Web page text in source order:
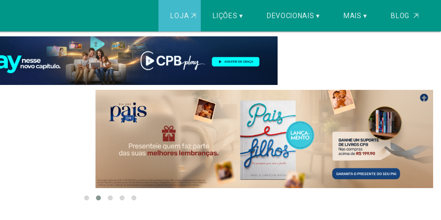
LOJA ⇱ LIÇÕES ▾ DEVOCIONAIS ▾ MAIS ▾ BLOG ⇱